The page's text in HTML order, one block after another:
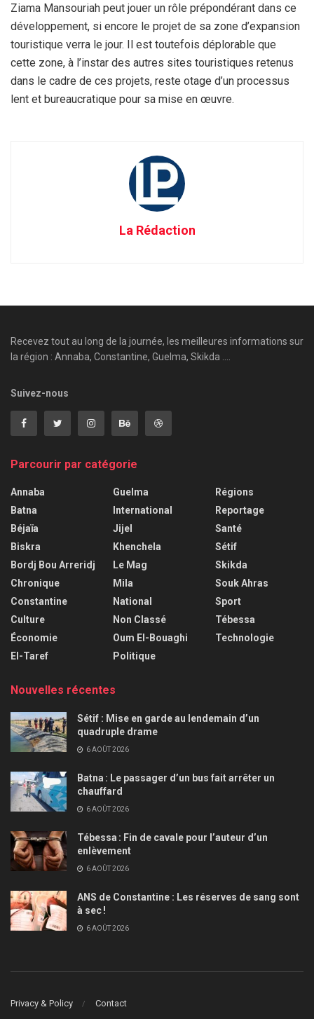
Ziama Mansouriah peut jouer un rôle prépondérant dans ce
développement, si encore le projet de sa zone d’expansion
touristique verra le jour. Il est toutefois déplorable que
cette zone, à l’instar des autres sites touristiques retenus
dans le cadre de ces projets, reste otage d’un processus
lent et bureaucratique pour sa mise en œuvre.
La Rédaction
Recevez tout au long de la journée, les meilleures informations sur
la région : Annaba, Constantine, Guelma, Skikda ....
Suivez-nous
Parcourir par catégorie
Annaba
Batna
Béjaïa
Biskra
Bordj Bou Arreridj
Chronique
Constantine
Culture
Économie
El-Taref
Guelma
International
Jijel
Khenchela
Le Mag
Mila
National
Non Classé
Oum El-Bouaghi
Politique
Régions
Reportage
Santé
Sétif
Skikda
Souk Ahras
Sport
Tébessa
Technologie
Nouvelles récentes
Sétif : Mise en garde au lendemain d’un
quadruple drame
6 AOÛT 2026
Batna : Le passager d’un bus fait arrêter un
chauffard
6 AOÛT 2026
Tébessa : Fin de cavale pour l’auteur d’un
enlèvement
6 AOÛT 2026
ANS de Constantine : Les réserves de sang sont
à sec !
6 AOÛT 2026
Privacy & Policy Contact